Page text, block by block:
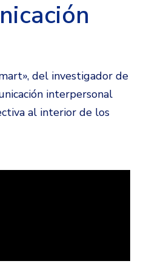
del investigador de
interpersonal
al interior de los